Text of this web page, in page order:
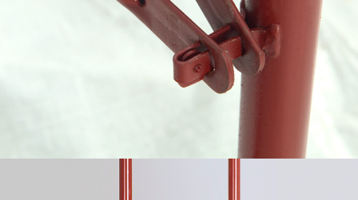
Telaio inferiore per partenza stretta – Ponteggio a
perni